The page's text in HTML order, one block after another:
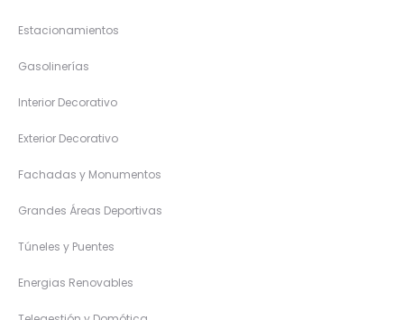
Estacionamientos
Gasolinerías
Interior Decorativo
Exterior Decorativo
Fachadas y Monumentos
Grandes Áreas Deportivas
Túneles y Puentes
Energias Renovables